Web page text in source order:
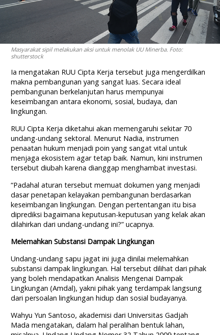
Masyarakat sipil melakukan aksi untuk menolak UU Minerba. Foto:
shutterstock
Ia mengatakan RUU Cipta Kerja tersebut juga mengerdilkan
makna pembangunan yang sangat luas. Secara ideal
pembangunan berkelanjutan harus mempunyai
keseimbangan antara ekonomi, sosial, budaya, dan
lingkungan.
RUU Cipta Kerja diketahui akan memengaruhi sekitar 70
undang-undang sektoral. Menurut Nadia, instrumen
penaatan hukum menjadi poin yang sangat vital untuk
menjaga ekosistem agar tetap baik. Namun, kini instrumen
tersebut diubah karena dianggap menghambat investasi.
“Padahal aturan tersebut memuat dokumen yang menjadi
dasar penetapan kelayakan pembangunan berdasarkan
keseimbangan lingkungan. Dengan pertentangan itu bisa
diprediksi bagaimana keputusan-keputusan yang kelak akan
dilahirkan dari undang-undang ini?” ucapnya.
Melemahkan Substansi Dampak Lingkungan
Undang-undang sapu jagat ini juga dinilai melemahkan
substansi dampak lingkungan. Hal tersebut dilihat dari pihak
yang boleh mendapatkan Analisis Mengenai Dampak
Lingkungan (Amdal), yakni pihak yang terdampak langsung
dari persoalan lingkungan hidup dan sosial budayanya.
Wahyu Yun Santoso, akademisi dari Universitas Gadjah
Mada mengatakan, dalam hal peralihan bentuk lahan,